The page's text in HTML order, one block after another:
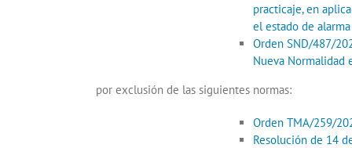
practicaje, en
el estado de
Orden SND/487/
Nueva Normalidad
por exclusión de las siguientes normas:
Orden TMA/259/
Resolución de 14